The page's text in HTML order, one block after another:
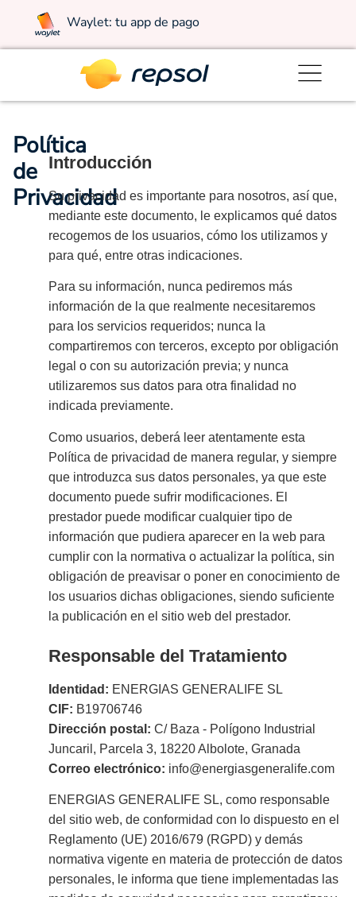
Waylet: tu app de pago
Política
de
Privacidad
Introducción
Su privacidad es importante para nosotros, así que,
mediante este documento, le explicamos qué datos
recogemos de los usuarios, cómo los utilizamos y
para qué, entre otras indicaciones.
Para su información, nunca pediremos más
información de la que realmente necesitaremos
para los servicios requeridos; nunca la
compartiremos con terceros, excepto por obligación
legal o con su autorización previa; y nunca
utilizaremos sus datos para otra finalidad no
indicada previamente.
Como usuarios, deberá leer atentamente esta
Política de privacidad de manera regular, y siempre
que introduzca sus datos personales, ya que este
documento puede sufrir modificaciones. El
prestador puede modificar cualquier tipo de
información que pudiera aparecer en la web para
cumplir con la normativa o actualizar la política, sin
obligación de preavisar o poner en conocimiento de
los usuarios dichas obligaciones, siendo suficiente
la publicación en el sitio web del prestador.
Responsable del Tratamiento
Identidad: ENERGIAS GENERALIFE SL
CIF: B19706746
Dirección postal: C/ Baza - Polígono Industrial
Juncaril, Parcela 3, 18220 Albolote, Granada
Correo electrónico: info@energiasgeneralife.com
ENERGIAS GENERALIFE SL, como responsable
del sitio web, de conformidad con lo dispuesto en el
Reglamento (UE) 2016/679 (RGPD) y demás
normativa vigente en materia de protección de datos
personales, le informa que tiene implementadas las